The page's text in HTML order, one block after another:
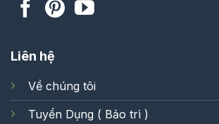
Liên hệ
Về chúng tôi
Tuyển Dụng ( Bảo trì )